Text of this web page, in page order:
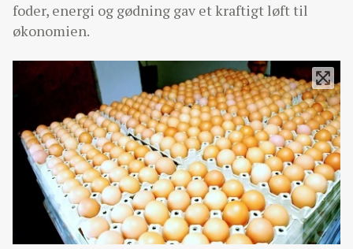
foder, energi og gødning gav et kraftigt løft til
økonomien.